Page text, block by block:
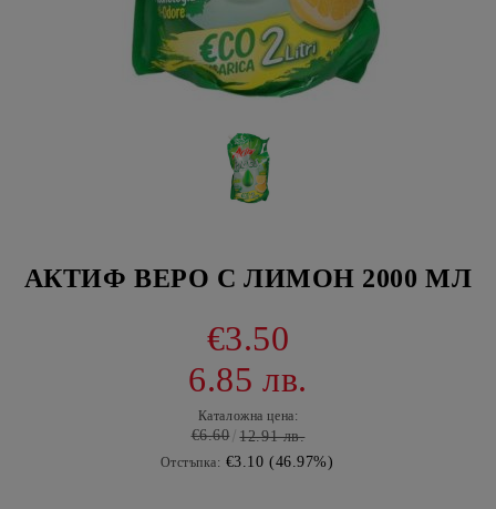
АКТИФ ВЕРО С ЛИМОН 2000 МЛ
€3.50
6.85 лв.
Каталожна цена:
€6.60 12.91 лв.
Отстъпка: €3.10 (46.97%)